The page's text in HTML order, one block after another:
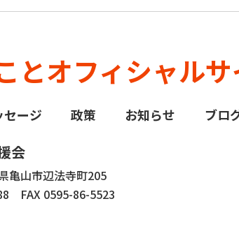
とオフィシャルサ
セージ 政策 お知らせ ブロ
会
亀山市辺法寺町205
FAX 0595-86-5523